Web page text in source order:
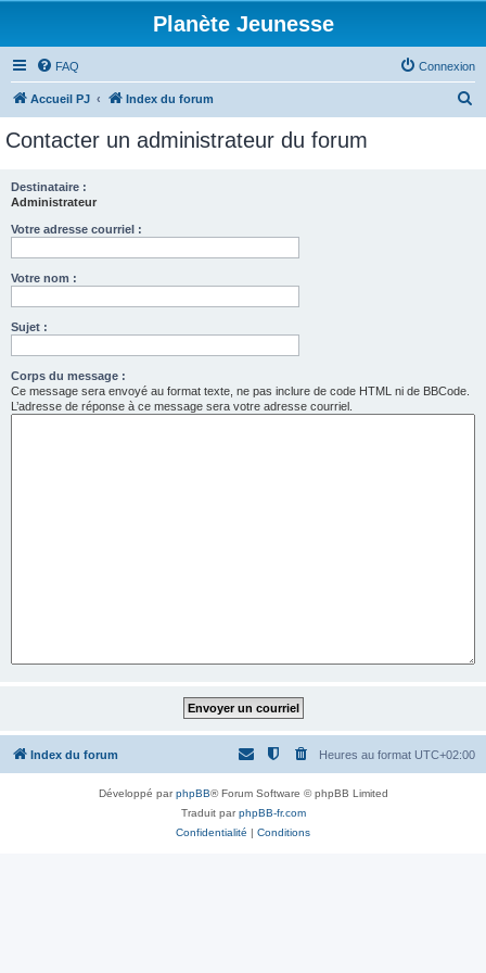
Planète Jeunesse
FAQ Connexion
Accueil PJ Index du forum
Contacter un administrateur du forum
Destinataire :
Administrateur
Votre adresse courriel :
Votre nom :
Sujet :
Corps du message :
Ce message sera envoyé au format texte, ne pas inclure de code HTML ni de BBCode.
L’adresse de réponse à ce message sera votre adresse courriel.
Index du forum Heures au format UTC+02:00
Développé parphpBB® Forum Software © phpBB Limited
Traduit parphpBB-fr.com
Confidentialité | Conditions